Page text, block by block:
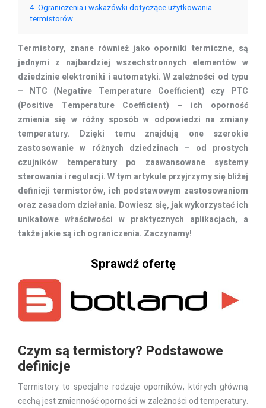
4 Ograniczenia i wskazówki dotyczące użytkowania
termistorów
Termistory, znane również jako oporniki termiczne, są
jednymi z najbardziej wszechstronnych elementów w
dziedzinie elektroniki i automatyki. W zależności od typu
– NTC (Negative Temperature Coefficient) czy PTC
(Positive Temperature Coefficient) – ich oporność
zmienia się w różny sposób w odpowiedzi na zmiany
temperatury. Dzięki temu znajdują one szerokie
zastosowanie w różnych dziedzinach – od prostych
czujników temperatury po zaawansowane systemy
sterowania i regulacji. W tym artykule przyjrzymy się bliżej
definicji termistorów, ich podstawowym zastosowaniom
oraz zasadom działania. Dowiesz się, jak wykorzystać ich
unikatowe właściwości w praktycznych aplikacjach, a
także jakie są ich ograniczenia. Zaczynamy!
Sprawdź ofertę
Czym są termistory? Podstawowe
definicje
Termistory to specjalne rodzaje oporników, których główną
cechą jest zmienność oporności w zależności od temperatury.